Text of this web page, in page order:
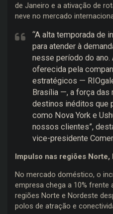
de Janeiro e a ativação de
neve no mercado
“A alta temporada de
para atender à
nesse período do
oferecida pela
estratégicos —
Brasília —, a força das
destinos inéditos que
como Nova York e
nossos clientes”,
vice-presidente
Impulso nas regiões
No mercado doméstico, o
empresa chega a 10% frente
regiões Norte e Nordeste
polos de atração e